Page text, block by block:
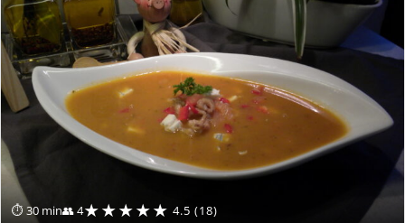
⏱ 30 min👥 4★★★★★ 4.5 (18)